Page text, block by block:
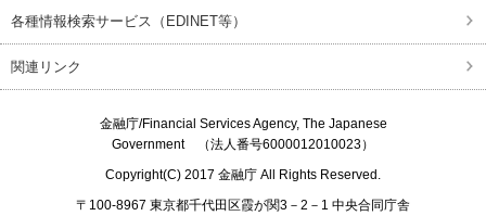
各種情報検索サービス（EDINET等）
関連リンク
金融庁/Financial Services Agency, The Japanese
Government（法人番号6000012010023）
Copyright(C) 2017 金融庁 All Rights Reserved.
〒100-8967 東京都千代田区霞が関3－2－1 中央合同庁舎